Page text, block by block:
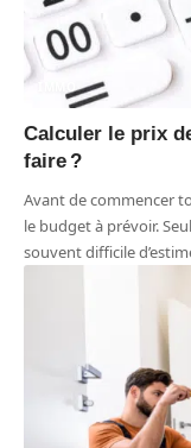
IMMO
Calculer le prix
faire ?
Avant de commencer
le budget à prévoir.
souvent difficile